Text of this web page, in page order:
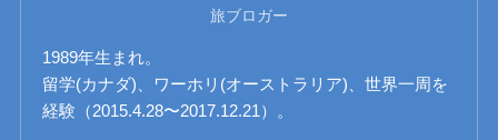
旅ブロガー
1989年生まれ。
留学(カナダ)、ワーホリ(オーストラリア)、世界一周を
経験（2015.4.28〜2017.12.21）。